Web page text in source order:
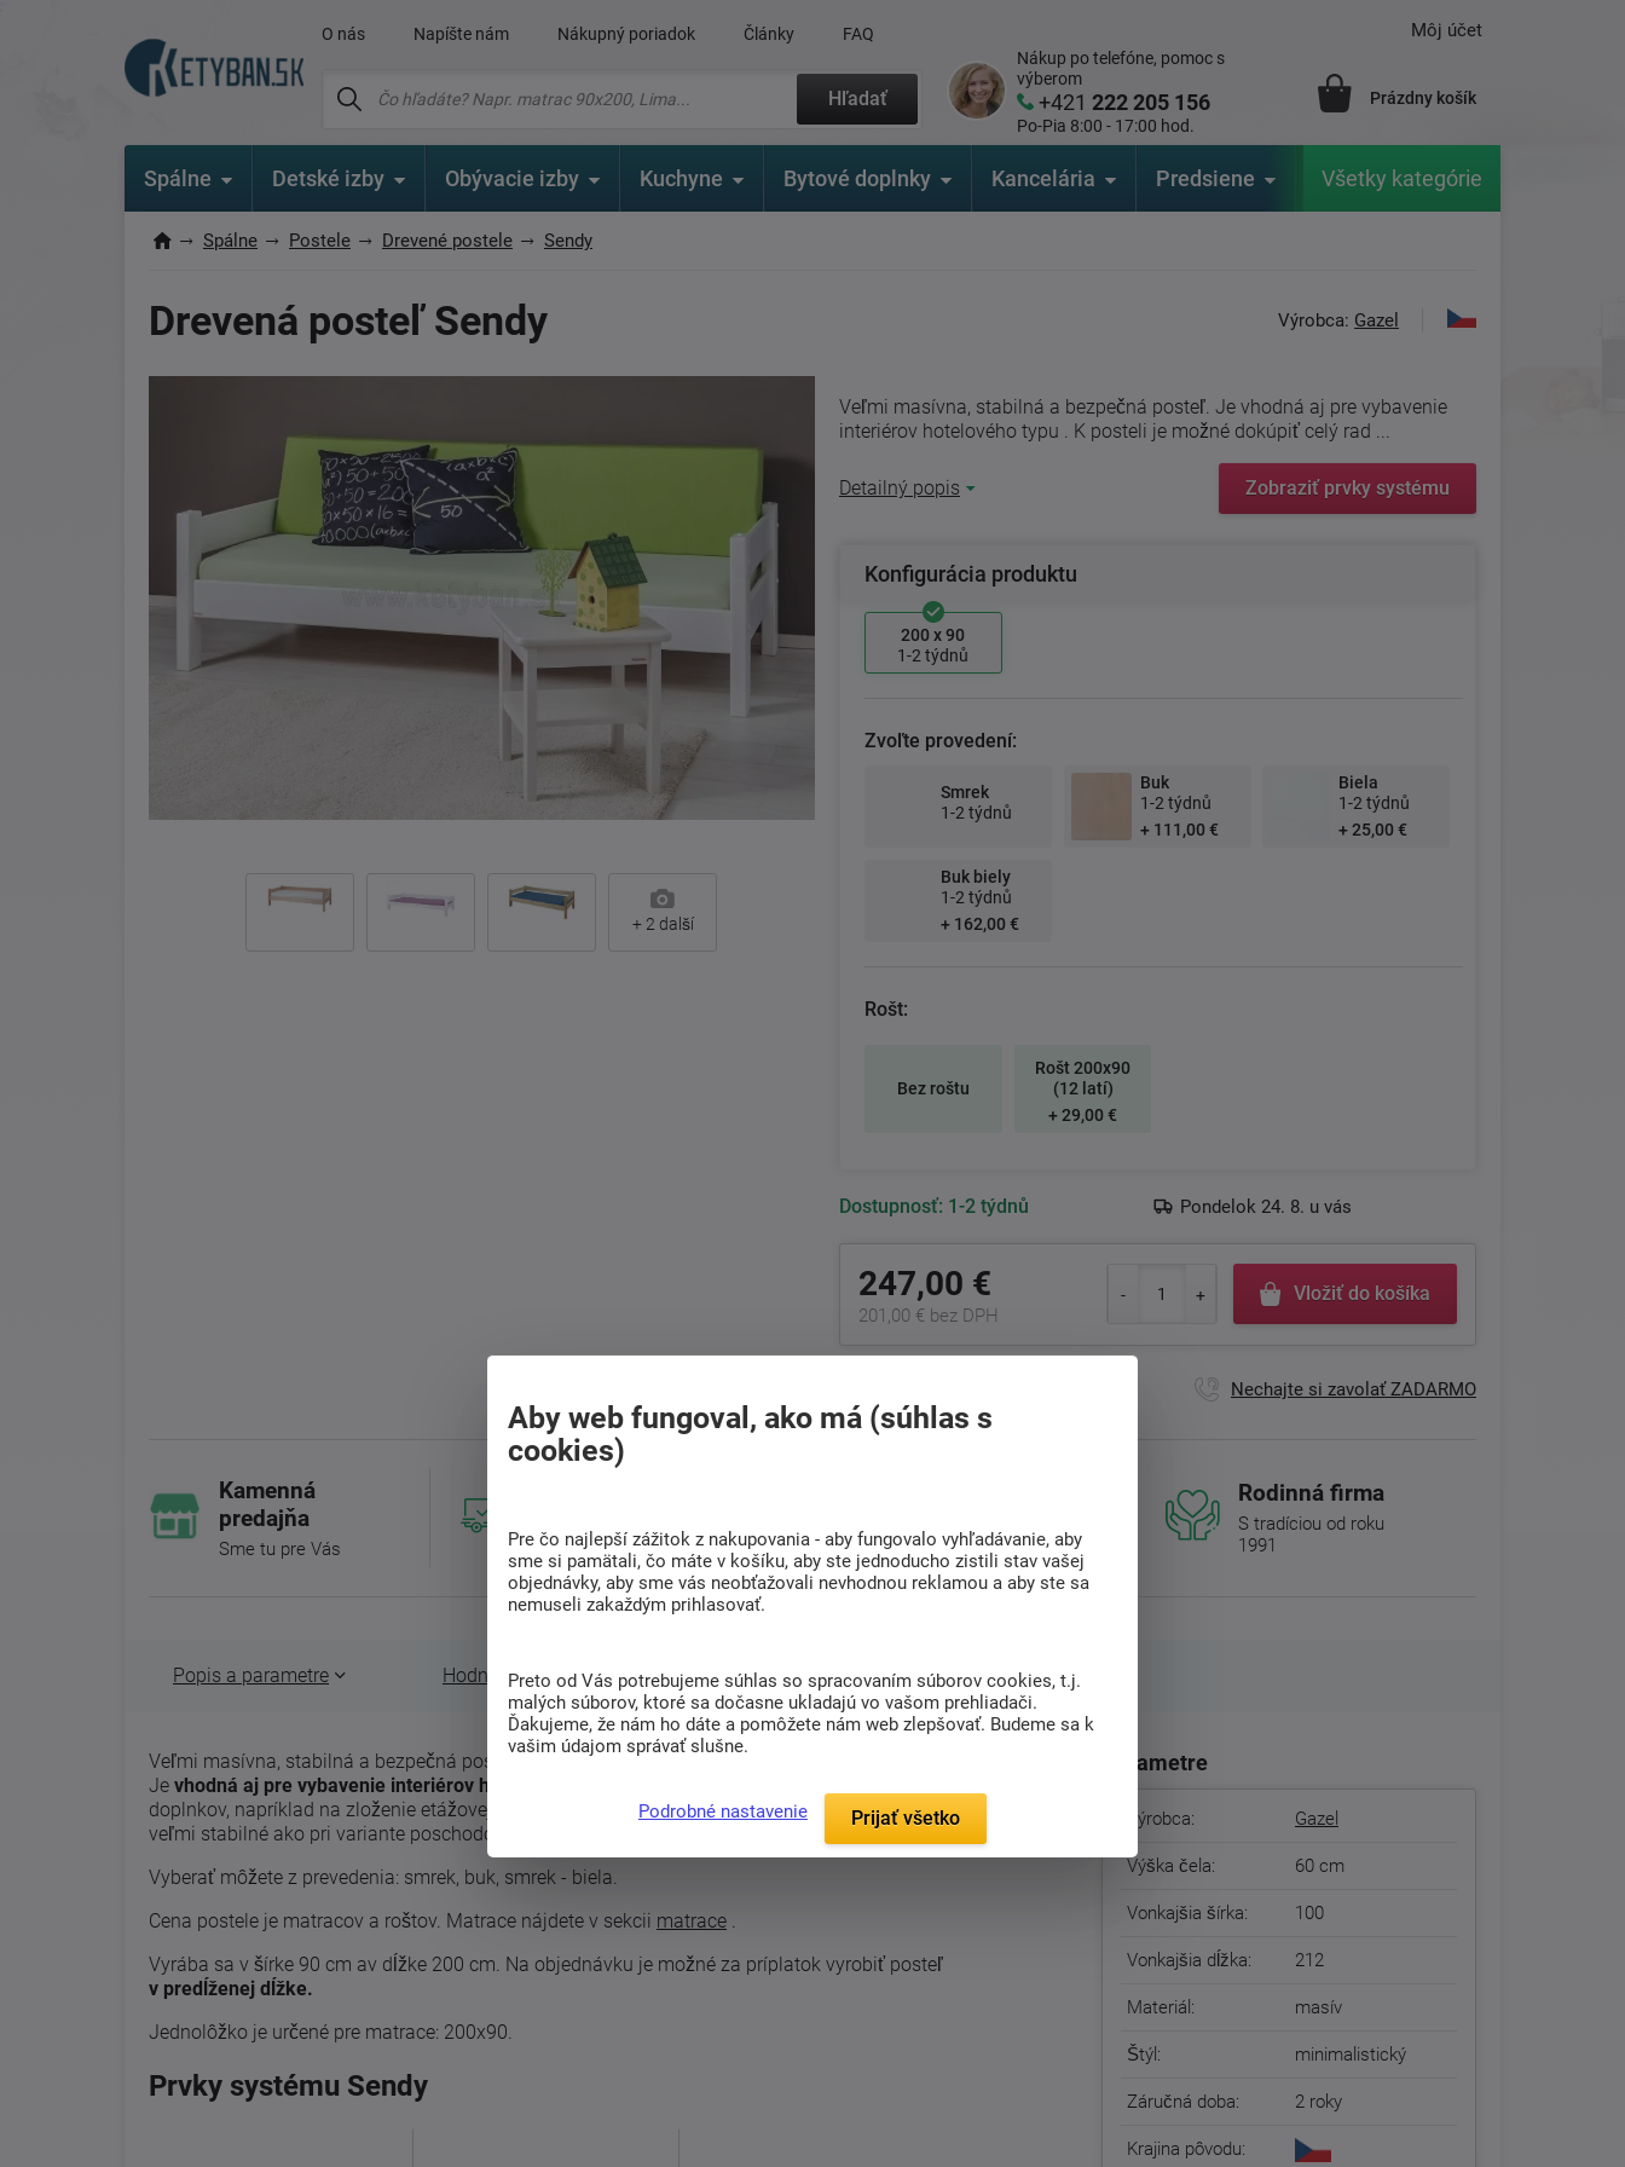
O nás Napíšte nám Nákupný poriadok Články FAQ
Hľadať
Nákup po telefóne, pomoc s
výberom
+421222 205 156
Po-Pia 8:00 - 17:00 hod.
Môj účet
Prázdny košík
Spálne Detské izby Obývacie izby Kuchyne Bytové doplnky Kancelária Predsiene Výrobcovia
Všetky kategórie
Spálne Postele Drevené postele Sendy
Drevená posteľ Sendy Výrobca: Gazel
+ 2 další
Veľmi masívna, stabilná a bezpečná posteľ. Je vhodná aj pre vybavenie
interiérov hotelového typu . K posteli je možné dokúpiť celý rad ...
Detailný popis Zobraziť prvky systému
Konfigurácia produktu
200 x 90
1-2 týdnů
Zvoľte provedení:
Smrek
1-2 týdnů
Buk
1-2 týdnů
+ 111,00 €
Biela
1-2 týdnů
+ 25,00 €
Buk biely
1-2 týdnů
+ 162,00 €
Rošt:
Bez roštu
Rošt 200x90
(12 latí)
+ 29,00 €
Dostupnosť: 1-2 týdnů Pondelok 24. 8. u vás
247,00 €
201,00 € bez DPH
Vložiť do košíka
Po-Pia 8:00 - 17:00 hod.
Nechajte si zavolať ZADARMO
Kamenná
predajňa
Sme tu pre Vás Pri nákupe nad 301 Eur Nájdite vhodný matrac
Rodinná firma
S tradíciou od roku
1991
Popis a parametre Hodnotenie (0) Súvisiaci tovar (1)
Veľmi masívna, stabilná a bezpečná posteľ.
Je vhodná aj pre vybavenie interiérov hotelového typu
doplnkov, napríklad na zloženie etážovej postele. Jej masívne prevedenie je jednoduché, ale
veľmi stabilné ako pri variante poschodovej postele či v oddelenej podobe.
Vyberať môžete z prevedenia: smrek, buk, smrek - biela.
Cena postele je matracov a roštov. Matrace nájdete v sekcii matrace
Vyrába sa v šírke 90 cm av dĺžke 200 cm. Na objednávku je možné za príplatok vyrobiť posteľ
v predĺženej dĺžke.
Jednolôžko je určené pre matrace: 200x90.
Prvky systému Sendy
Parametre
Výrobca: Gazel
Výška čela: 60 cm
Vonkajšia šírka: 100
Vonkajšia dĺžka: 212
Materiál: masív
Štýl: minimalistický
Záručná doba: 2 roky
Krajina pôvodu:
Aby web fungoval, ako má (súhlas s
cookies)
Pre čo najlepší zážitok z nakupovania - aby fungovalo vyhľadávanie, aby
sme si pamätali, čo máte v košíku, aby ste jednoducho zistili stav vašej
objednávky, aby sme vás neobťažovali nevhodnou reklamou a aby ste sa
nemuseli zakaždým prihlasovať.
Preto od Vás potrebujeme súhlas so spracovaním súborov cookies, t.j.
malých súborov, ktoré sa dočasne ukladajú vo vašom prehliadači.
Ďakujeme, že nám ho dáte a pomôžete nám web zlepšovať. Budeme sa k
vašim údajom správať slušne.
Podrobné nastavenie Prijať všetko